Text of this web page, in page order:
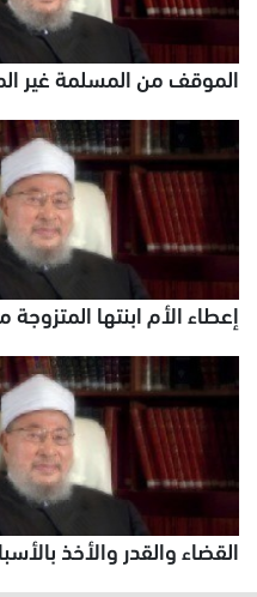
الموقف من المسلمة غير
إعطاء الأم ابنتها
القضاء والقدر والأخذ